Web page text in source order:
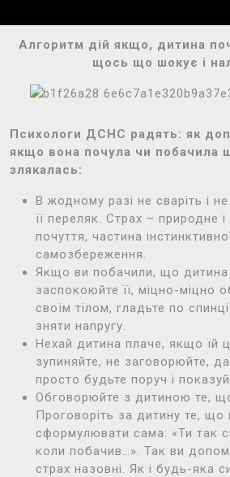
Алгоритм дій якщо, дитина
щось що шокує і
Психологи ДСНС радять: як
якщо вона почула чи побачила
злякалась:
В жодному разі не сваріть і
її переляк. Страх – природне
почуття, частина
самозбереження.
Якщо ви побачили, що дитина
заспокоюйте її, міцно-міцно
своїм тілом, гладьте по
зняти напругу.
Нехай дитина плаче, якщо їй
зупиняйте, не заговорюйте,
просто будьте поруч і
Обговорюйте з дитиною те,
Проговоріть за дитину те,
сформулювати сама: «Ти так
коли побачив…». Так ви
страх назовні. Як і будь-яка